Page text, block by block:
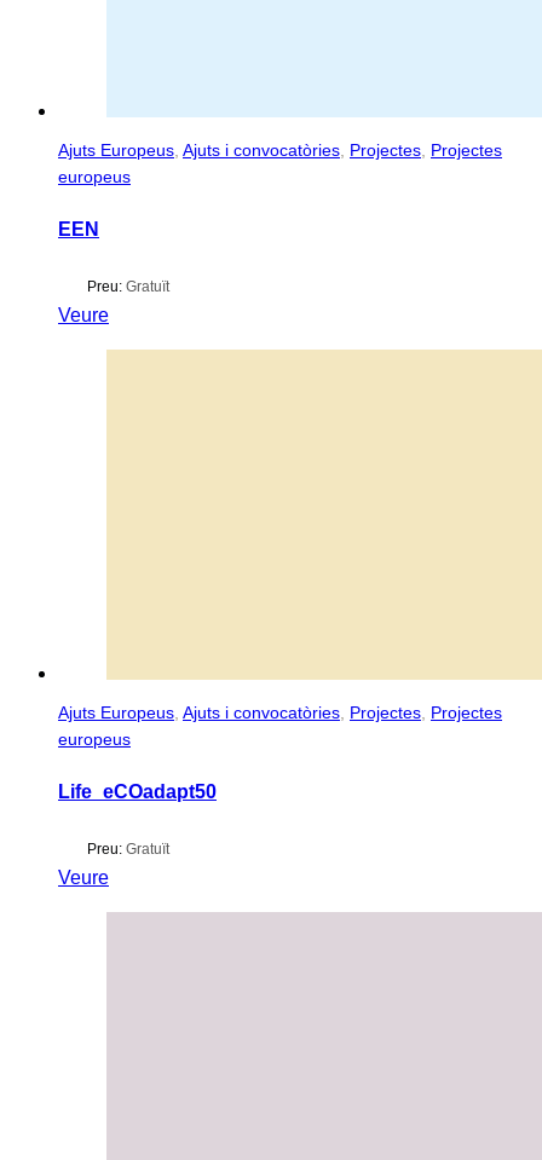
Ajuts Europeus, Ajuts i convocatòries, Projectes, Projectes
europeus
EEN
Preu: Gratuït
Veure
Ajuts Europeus, Ajuts i convocatòries, Projectes, Projectes
europeus
Life_eCOadapt50
Preu: Gratuït
Veure